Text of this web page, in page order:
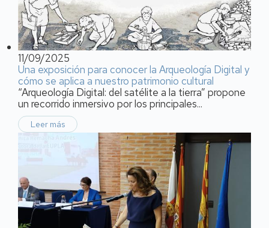
11/09/2025
Una exposición para conocer la Arqueología Digital y
cómo se aplica a nuestro patrimonio cultural
“Arqueología Digital: del satélite a la tierra” propone
un recorrido inmersivo por los principales...
Leer más